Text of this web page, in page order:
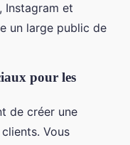
Instagram et
un large public de
pour les
de créer une
Vous